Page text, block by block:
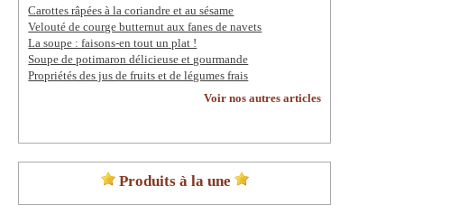
Carottes râpées à la coriandre et au sésame
Velouté de courge butternut aux fanes de navets
La soupe : faisons-en tout un plat !
Soupe de potimaron délicieuse et gourmande
Propriétés des jus de fruits et de légumes frais
Voir nos autres articles
Produits à la une